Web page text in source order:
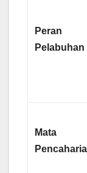
Peran
Pelabuhan
Mata